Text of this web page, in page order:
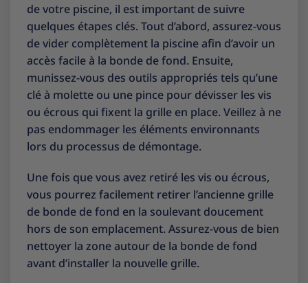
de votre piscine, il est important de suivre
quelques étapes clés. Tout d’abord, assurez-vous
de vider complètement la piscine afin d’avoir un
accès facile à la bonde de fond. Ensuite,
munissez-vous des outils appropriés tels qu’une
clé à molette ou une pince pour dévisser les vis
ou écrous qui fixent la grille en place. Veillez à ne
pas endommager les éléments environnants
lors du processus de démontage.
Une fois que vous avez retiré les vis ou écrous,
vous pourrez facilement retirer l’ancienne grille
de bonde de fond en la soulevant doucement
hors de son emplacement. Assurez-vous de bien
nettoyer la zone autour de la bonde de fond
avant d’installer la nouvelle grille.